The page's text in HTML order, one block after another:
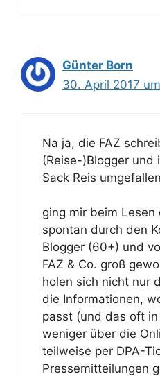
Günter Born
30. April 2017
Na ja, die FAZ
(Reise-)Blogger und
Sack Reis
ging mir beim Lesen
spontan durch den
Blogger (60+) und
FAZ & Co. groß
holen sich nicht nur
die Informationen,
passt (und das oft in
weniger über die
teilweise per DPA-
Pressemitteilungen